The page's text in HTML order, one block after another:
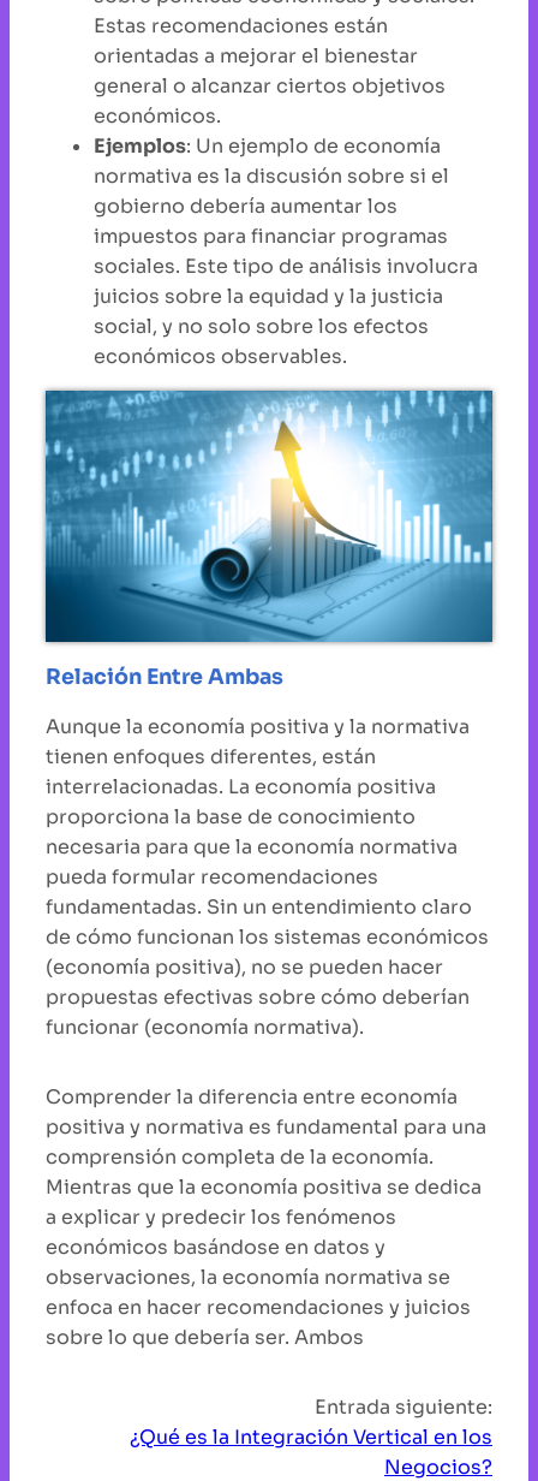
Estas recomendaciones están
orientadas a mejorar el bienestar
general o alcanzar ciertos objetivos
económicos.
Ejemplos: Un ejemplo de economía
normativa es la discusión sobre si el
gobierno debería aumentar los
impuestos para financiar programas
sociales. Este tipo de análisis involucra
juicios sobre la equidad y la justicia
social, y no solo sobre los efectos
económicos observables.
Relación Entre Ambas
Aunque la economía positiva y la normativa
tienen enfoques diferentes, están
interrelacionadas. La economía positiva
proporciona la base de conocimiento
necesaria para que la economía normativa
pueda formular recomendaciones
fundamentadas. Sin un entendimiento claro
de cómo funcionan los sistemas económicos
(economía positiva), no se pueden hacer
propuestas efectivas sobre cómo deberían
funcionar (economía normativa).
Comprender la diferencia entre economía
positiva y normativa es fundamental para una
comprensión completa de la economía.
Mientras que la economía positiva se dedica
a explicar y predecir los fenómenos
económicos basándose en datos y
observaciones, la economía normativa se
enfoca en hacer recomendaciones y juicios
sobre lo que debería ser. Ambos
Entrada siguiente:
¿Qué es la Integración Vertical en los
Negocios?